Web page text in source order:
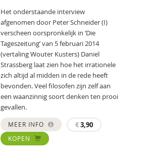
Het onderstaande interview
afgenomen door Peter Schneider (I)
verscheen oorspronkelijk in ‘Die
Tageszeitung’ van 5 februari 2014
(vertaling Wouter Kusters) Daniel
Strassberg laat zien hoe het irrationele
zich altijd al midden in de rede heeft
bevonden. Veel filosofen zijn zelf aan
een waanzinnig soort denken ten prooi
gevallen.
MEER INFO €3,90
KOPEN